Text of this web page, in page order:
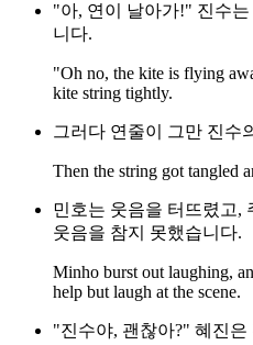
"아, 연이 날아가!" 진수
니다.
"Oh no, the kite is flying
kite string tightly.
그러다 연줄이 그만 진수
Then the string got tangled
민호는 웃음을 터뜨렸고,
웃음을 참지 못했습니다.
Minho burst out laughing,
help but laugh at the scene.
"진수야, 괜찮아?" 혜진